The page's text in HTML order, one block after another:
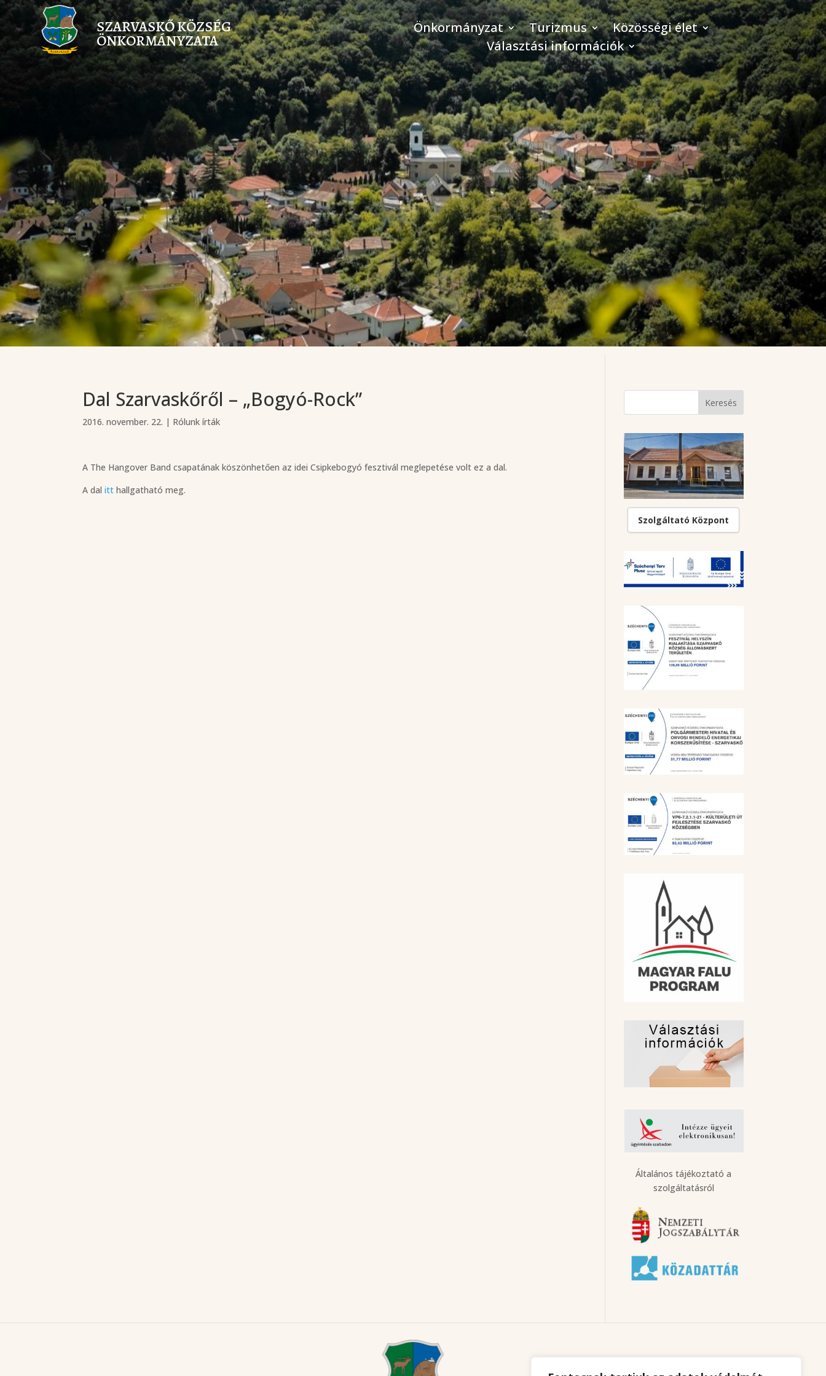
SZARVASKŐ KÖZSÉG
ÖNKORMÁNYZATA
Önkormányzat Turizmus
Közösségi élet
Választási információk
Dal Szarvaskőről – „Bogyó-Rock”
2016. november. 22. | Rólunk írták
A The Hangover Band csapatának köszönhetően az idei Csipkebogyó fesztivál meglepetése volt ez a dal.
A dalitt hallgatható meg.
Szolgáltató Központ
Általános tájékoztató a
szolgáltatásról